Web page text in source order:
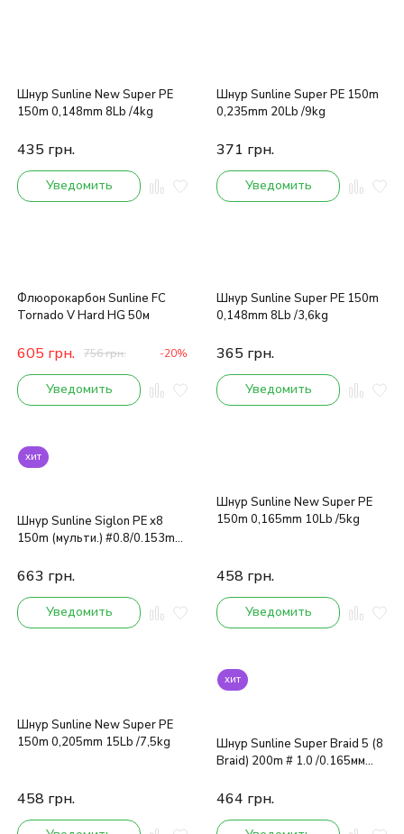
Шнур Sunline New Super PE
150m 0,148mm 8Lb /4kg
435 грн.
Уведомить
Шнур Sunline Super PE 150m
0,235mm 20Lb /9kg
371 грн.
Уведомить
Флюорокарбон Sunline FC
Tornado V Hard HG 50м
605 грн. 756грн. -20%
Уведомить
Шнур Sunline Super PE 150m
0,148mm 8Lb /3,6kg
365 грн.
Уведомить
хит
Шнур Sunline Siglon PE х8
150m (мульти.) #0.8/0.153mm
663 грн.
Уведомить
Шнур Sunline New Super PE
150m 0,165mm 10Lb /5kg
458 грн.
Уведомить
Шнур Sunline New Super PE
150m 0,205mm 15Lb /7,5kg
458 грн.
хит
Шнур Sunline Super Braid 5 (8
Braid) 200m # 1.0 /0.165мм
464 грн.